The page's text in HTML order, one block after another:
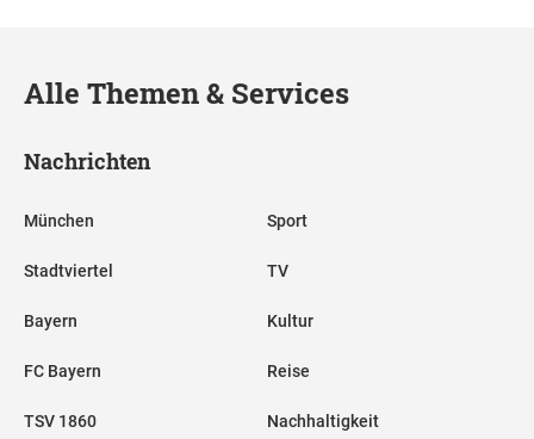
Alle Themen & Services
Nachrichten
München
Stadtviertel
Bayern
FC Bayern
TSV 1860
Sport
TV
Kultur
Reise
Nachhaltigkeit